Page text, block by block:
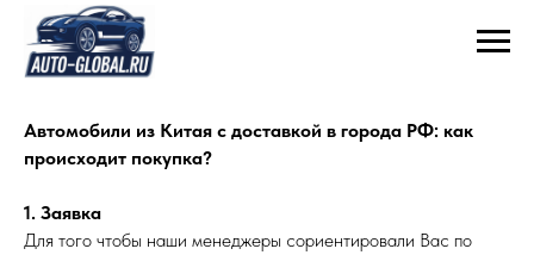
Автомобили из Китая с доставкой в города РФ: как
происходит покупка?
1. Заявка
Для того чтобы наши менеджеры сориентировали Вас по